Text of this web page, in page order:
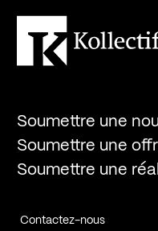
Soumettre une
Soumettre une
Soumettre une
Contactez-nous